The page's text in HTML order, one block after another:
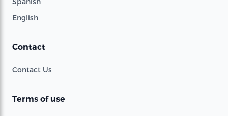
English
Contact
Contact Us
Terms of use